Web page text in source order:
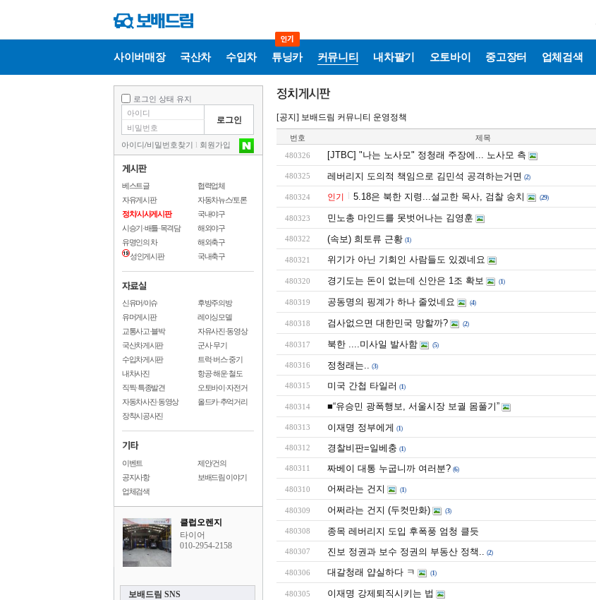
사이버매장 국산차 수입차 튜닝카 커뮤니티 내차팔기 오토바이 중고장터 업체검색
로그인 상태 유지
아이디/비밀번호찾기 l 회원가입
베스트글
자유게시판
정치/시사게시판
시승기·배틀·목격담
유명인의 차
성인게시판
협력업체
자동차뉴스/토론
국내야구
해외야구
해외축구
국내축구
신유머/이슈
유머게시판
교통사고·블박
국산차게시판
수입차게시판
내차사진
직찍·특종발견
자동차사진·동영상
장착시공사진
후방주의방
레이싱모델
자유사진·동영상
군사·무기
트럭·버스·중기
항공·해운·철도
오토바이·자전거
올드카·추억거리
이벤트
공지사항
업체검색
제안/건의
보배드림 이야기
클럽오렌지
타이어
010-2954-2158
보배드림 SNS
[공지] 보배드림 커뮤니티 운영정책
번호 제목
480326 [JTBC] "나는 노사모" 정청래 주장에... 노사모 측
480325 레버리지 도의적 책임으로 김민석 공격하는거면 (2)
480324 인기 5.18은 북한 지령...설교한 목사, 검찰 송치 (29)
480323 민노총 마인드를 못벗어나는 김영훈
480322 (속보) 희토류 근황 (1)
480321 위기가 아닌 기회인 사람들도 있겠네요
480320 경기도는 돈이 없는데 신안은 1조 확보 (1)
480319 공동명의 핑계가 하나 줄었네요 (4)
480318 검사없으면 대한민국 망할까? (2)
480317 북한 ....미사일 발사함 (5)
480316 정청래는.. (3)
480315 미국 간첩 타일러 (1)
480314 ■“유승민 광폭행보, 서울시장 보궐 몸풀기”
480313 이재명 정부에게 (1)
480312 경찰비판=일베충 (1)
480311 짜베이 대통 누굽니까 여러분? (6)
480310 어쩌라는 건지 (1)
480309 어쩌라는 건지 (두컷만화) (3)
480308 종목 레버리지 도입 후폭풍 엄청 클듯
480307 진보 정권과 보수 정권의 부동산 정책.. (2)
480306 대갈청래 얍실하다 ㅋ (1)
480305 이재명 강제퇴직시키는 법